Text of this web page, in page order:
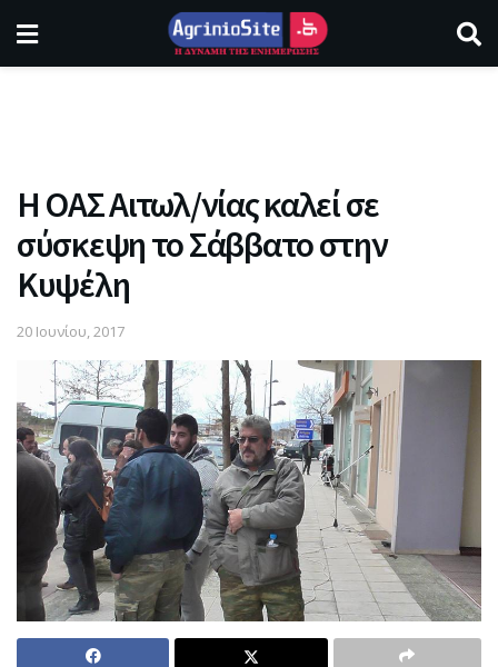
Η ΟΑΣ Αιτωλ/νίας καλεί σε
σύσκεψη το Σάββατο στην
Κυψέλη
20 Ιουνίου, 2017